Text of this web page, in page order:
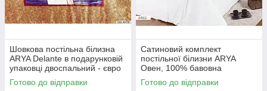
Шовкова постільна білизна
ARYA Delante в подарунковій
упаковці двоспальний - євро
Готово до відправки
Сатиновий комплект
постільної білизни ARYA
Овен, 100% бавовна
полуторний
Готово до відправки